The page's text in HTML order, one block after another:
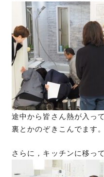
途中から皆さん熱が入っ
裏とかのぞきこんでます。
さらに，キッチンに移っ